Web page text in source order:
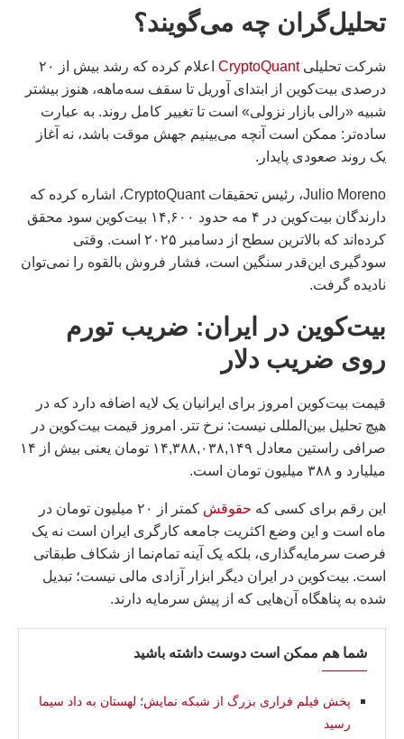
تحلیل‌گران چه می‌گویند؟
شرکت تحلیلیCryptoQuant
اعلام کرده که رشد بیش از ۲۰
درصدی بیت‌کوین از ابتدای آوریل تا سقف سه‌ماهه، هنوز بیشتر
شبیه «رالی بازار نزولی» است تا تغییر کامل روند. به عبارت
ساده‌تر: ممکن است آنچه می‌بینیم جهش موقت باشد، نه آغاز
یک روند صعودی پایدار.
Julio Moreno، رئیس تحقیقات CryptoQuant، اشاره کرده که
دارندگان بیت‌کوین در ۴ مه حدود ۱۴,۶۰۰ بیت‌کوین سود محقق
کرده‌اند که بالاترین سطح از دسامبر ۲۰۲۵ است. وقتی
سودگیری این‌قدر سنگین است، فشار فروش بالقوه را نمی‌توان
نادیده گرفت.
بیت‌کوین در ایران: ضریب تورم
روی ضریب دلار
قیمت بیت‌کوین امروز برای ایرانیان یک لایه اضافه دارد که در
هیچ تحلیل بین‌المللی نیست: نرخ تتر. امروز قیمت بیت‌کوین در
صرافی راستین معادل ۱۴,۳۸۸,۰۳۸,۱۴۹ تومان یعنی بیش از ۱۴
میلیارد و ۳۸۸ میلیون تومان است.
این رقم برای کسی که حقوقش
کمتر از ۲۰ میلیون تومان در
ماه است و این وضع اکثریت جامعه کارگری ایران است نه یک
فرصت سرمایه‌گذاری، بلکه یک آینه تمام‌نما از شکاف طبقاتی
است. بیت‌کوین در ایران دیگر ابزار آزادی مالی نیست؛ تبدیل
شده به پناهگاه آن‌هایی که از پیش سرمایه دارند.
شما هم ممکن است دوست داشته باشید
پخش فیلم فراری بزرگ از شبکه نمایش؛ لهستان به داد سیما
رسید